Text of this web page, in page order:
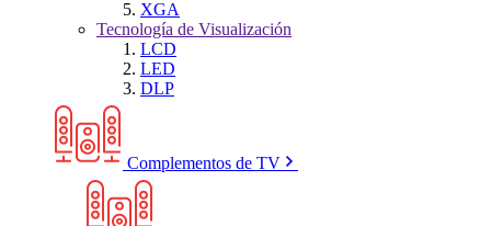
XGA
Tecnología de Visualización
LCD
LED
DLP
Complementos de TV